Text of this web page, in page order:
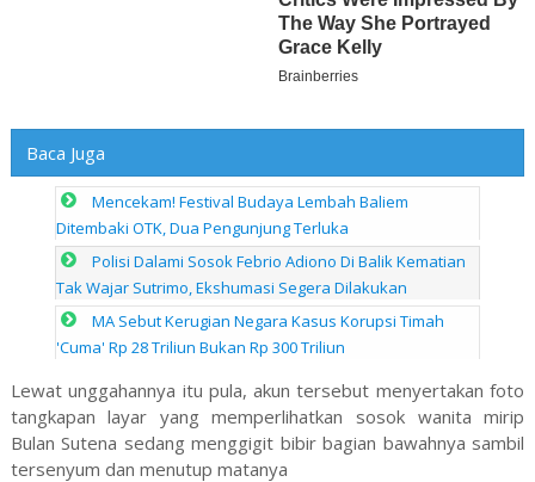
Baca Juga
Mencekam! Festival Budaya Lembah Baliem
Ditembaki OTK, Dua Pengunjung Terluka
Polisi Dalami Sosok Febrio Adiono Di Balik Kematian
Tak Wajar Sutrimo, Ekshumasi Segera Dilakukan
MA Sebut Kerugian Negara Kasus Korupsi Timah
'Cuma' Rp 28 Triliun Bukan Rp 300 Triliun
Lewat unggahannya itu pula, akun tersebut menyertakan foto
tangkapan layar yang memperlihatkan sosok wanita mirip
Bulan Sutena sedang menggigit bibir bagian bawahnya sambil
tersenyum dan menutup matanya